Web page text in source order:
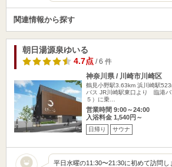
関連情報から探す
朝日湯源泉ゆいる
4.7点/ 6 件
神奈川県 / 川崎市川崎区
鶴見小野駅3.63km 浜川崎駅
バス JR川崎駅東口より 臨港
５）に乗…
営業時間 9:00～24:00
入浴料金 1,540円～
日帰り サウナ
平日水曜の11:30〜21:30に初めて訪問